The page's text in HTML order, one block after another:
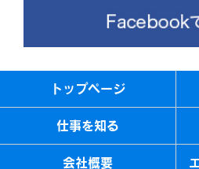
トップページ
仕事を知る
会社概要